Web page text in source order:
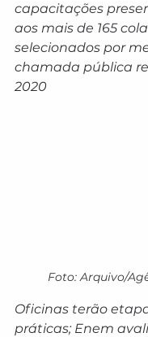
capacitações
aos mais de 165
selecionados por
chamada pública
2020
Foto: Arquivo/
Oficinas terão
práticas; Enem